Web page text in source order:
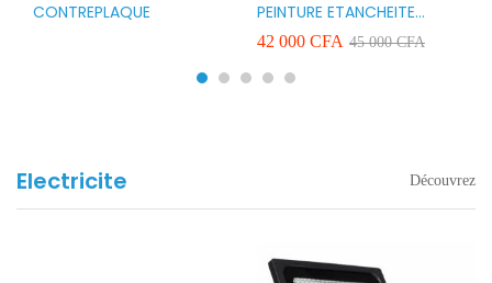
CONTREPLAQUE
PEINTURE ETANCHEITE
COLORIS SEAFLEX 20KG
COULEUR ROUGE BLANC
VERT ET GRIS
42 000 CFA 45 000CFA
Electricite Découvrez